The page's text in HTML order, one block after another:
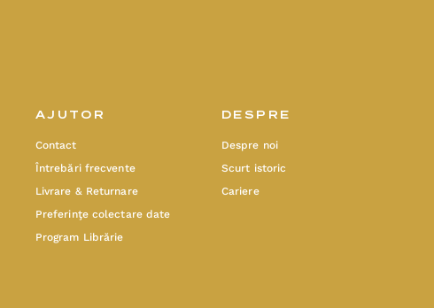
AJUTOR
Contact
Întrebări frecvente
Livrare & Returnare
Preferinţe colectare date
Program Librărie
DESPRE
Despre noi
Scurt istoric
Cariere